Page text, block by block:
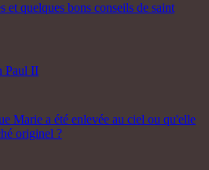
et quelques bons conseils de saint
Paul II
Marie a été enlevée au ciel ou qu'elle
originel ?